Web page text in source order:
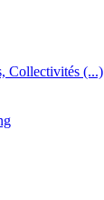
Collectivités (...)